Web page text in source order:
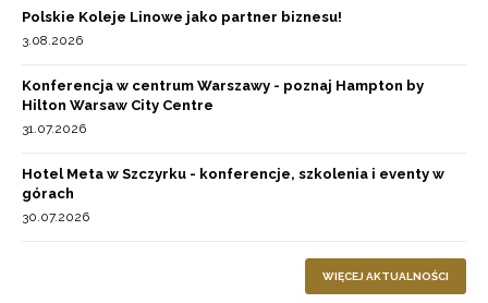
Polskie Koleje Linowe jako partner biznesu!
3.08.2026
Konferencja w centrum Warszawy - poznaj Hampton by
Hilton Warsaw City Centre
31.07.2026
Hotel Meta w Szczyrku - konferencje, szkolenia i eventy w
górach
30.07.2026
WIĘCEJ AKTUALNOŚCI